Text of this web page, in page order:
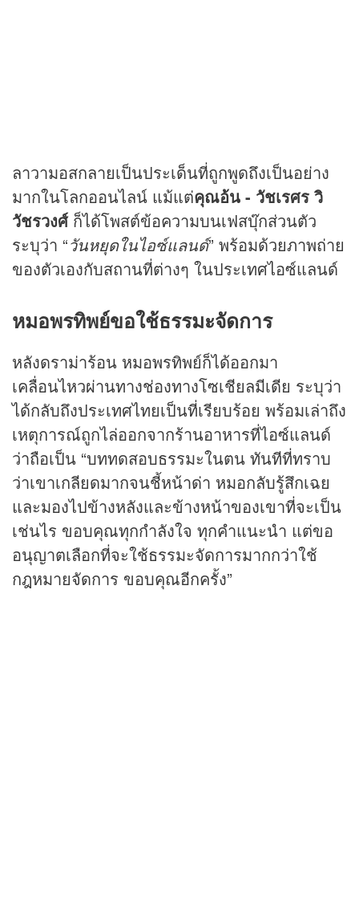
ลาวามอสกลายเป็นประเด็นที่ถูกพูดถึงเป็นอย่าง
มากในโลกออนไลน์ แม้แต่คุณอ้น - วัชเรศร วิ
วัชรวงศ์ก็ได้โพสต์ข้อความบนเฟสบุ๊กส่วนตัว
ระบุว่า “วันหยุดในไอซ์แลนด์” พร้อมด้วยภาพถ่าย
ของตัวเองกับสถานที่ต่างๆ ในประเทศไอซ์แลนด์
หมอพรทิพย์ขอใช้ธรรมะจัดการ
หลังดราม่าร้อน หมอพรทิพย์ก็ได้ออกมา
เคลื่อนไหวผ่านทางช่องทางโซเชียลมีเดีย ระบุว่า
ได้กลับถึงประเทศไทยเป็นที่เรียบร้อย พร้อมเล่าถึง
เหตุการณ์ถูกไล่ออกจากร้านอาหารที่ไอซ์แลนด์
ว่าถือเป็น “บททดสอบธรรมะในตน ทันทีที่ทราบ
ว่าเขาเกลียดมากจนชี้หน้าด่า หมอกลับรู้สึกเฉย
และมองไปข้างหลังและข้างหน้าของเขาที่จะเป็น
เช่นไร ขอบคุณทุกกำลังใจ ทุกคำแนะนำ แต่ขอ
อนุญาตเลือกที่จะใช้ธรรมะจัดการมากกว่าใช้
กฎหมายจัดการ ขอบคุณอีกครั้ง”